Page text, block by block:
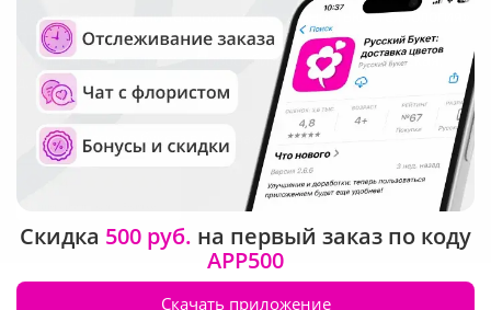
Общество с ограниченной ответственностью «Технология»
ОГРН: 1195476081745, ИНН: 5410081997
Юридический адрес: г. Новосибирск, ул. Ипподромская,
д.42, оф. 3
Рейтинг Русского букета в г. Астрахань
Скидка 500 руб. на первый заказ по коду
APP500
Скачать приложение